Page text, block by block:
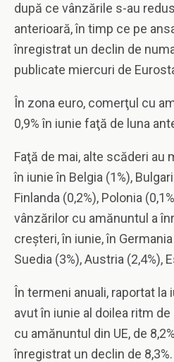
după ce vânzările s-au
anterioară, în timp ce pe
înregistrat un declin de
publicate miercuri de
În zona euro, comerţul cu
0,9% în iunie faţă de luna
Faţă de mai, alte scăderi au
în iunie în Belgia (1%),
Finlanda (0,2%), Polonia
vânzărilor cu amănuntul a
creşteri, în iunie, în
Suedia (3%), Austria (2,4%),
În termeni anuali, raportat la
avut în iunie al doilea ritm
cu amănuntul din UE, de
înregistrat un declin de